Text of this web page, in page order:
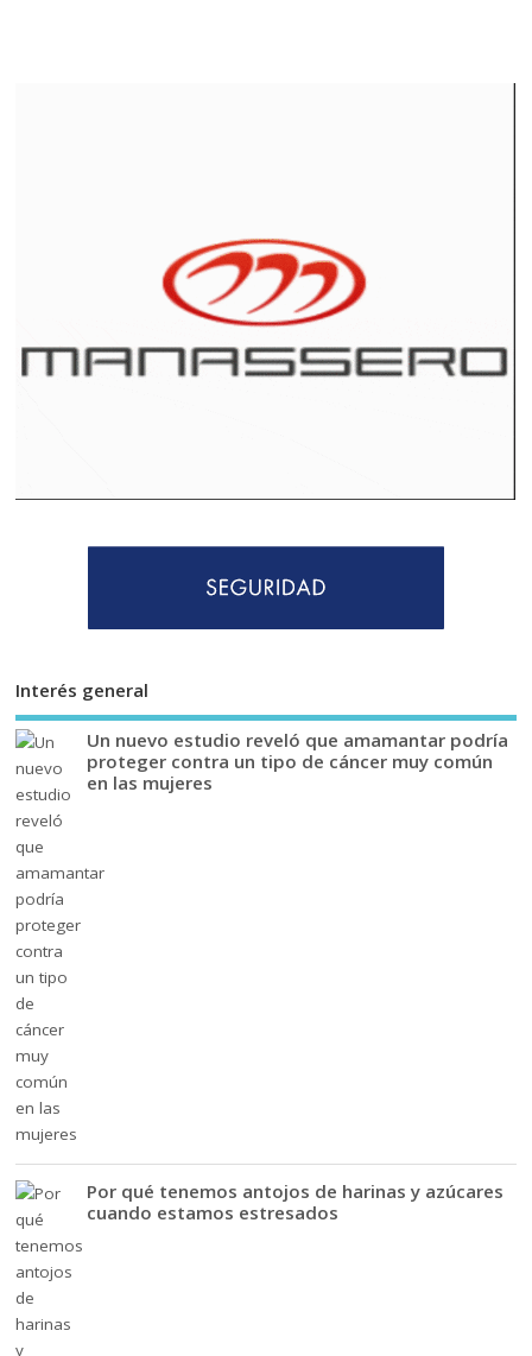
Interés general
Un nuevo estudio reveló que amamantar podría
proteger contra un tipo de cáncer muy común
en las mujeres
Por qué tenemos antojos de harinas y azúcares
cuando estamos estresados